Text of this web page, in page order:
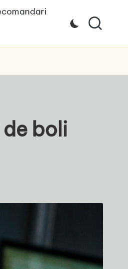
boli